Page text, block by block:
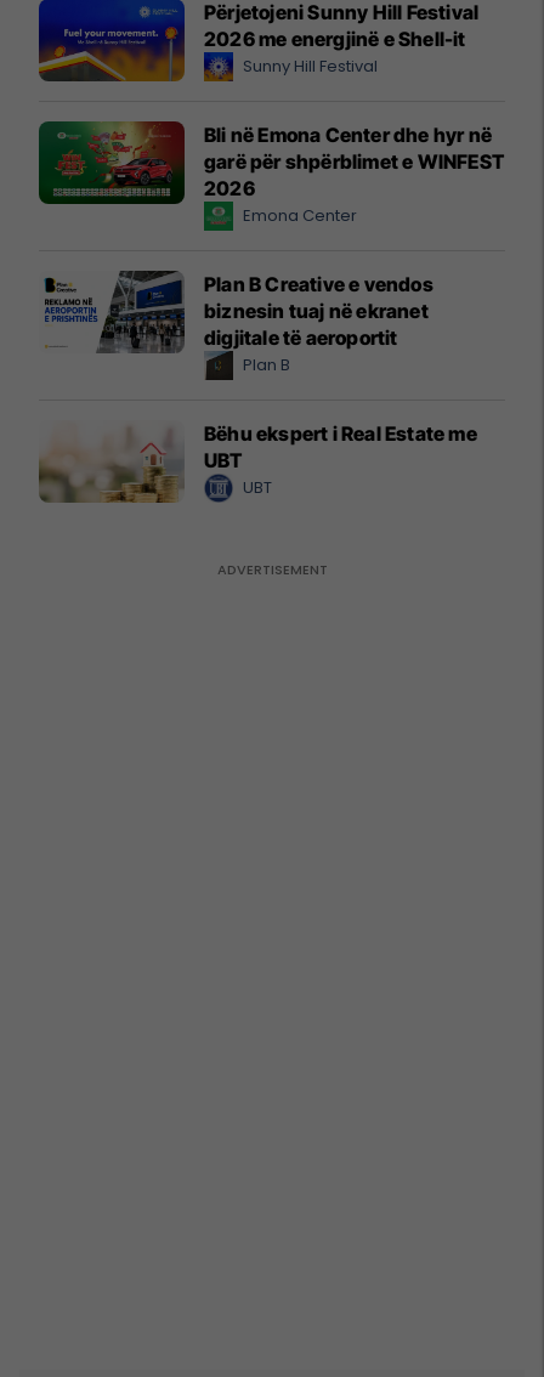
Përjetojeni Sunny Hill Festival
2026 me energjinë e Shell-it
Sunny Hill Festival
Bli në Emona Center dhe hyr në
garë për shpërblimet e WINFEST
2026
Emona Center
Plan B Creative e vendos
biznesin tuaj në ekranet
digjitale të aeroportit
Plan B
Bëhu ekspert i Real Estate me
UBT
UBT